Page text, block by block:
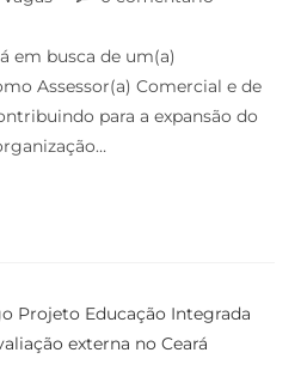
em busca de um(a)
Assessor(a) Comercial e de
para a expansão do